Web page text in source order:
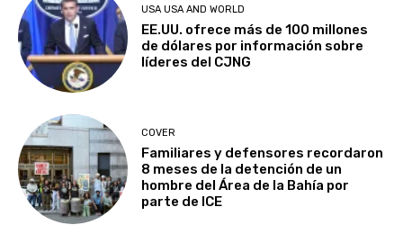
USA USA AND WORLD
EE.UU. ofrece más de 100 millones
de dólares por información sobre
líderes del CJNG
COVER
Familiares y defensores recordaron
8 meses de la detención de un
hombre del Área de la Bahía por
parte de ICE